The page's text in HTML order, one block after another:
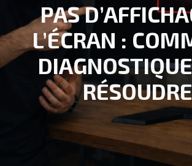
PAS
L’ÉCRAN :
RÉSOUDRE